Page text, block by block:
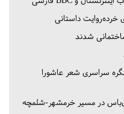
خرده‌روایت داستانی
شدند
سراسری شعر عاشورا
ریل‌باس در مسیر خرمشهر-شلمچه